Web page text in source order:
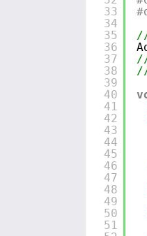
33
34
35
36
37
38
39
40
41
42
43
44
45
46
47
48
49
50
51